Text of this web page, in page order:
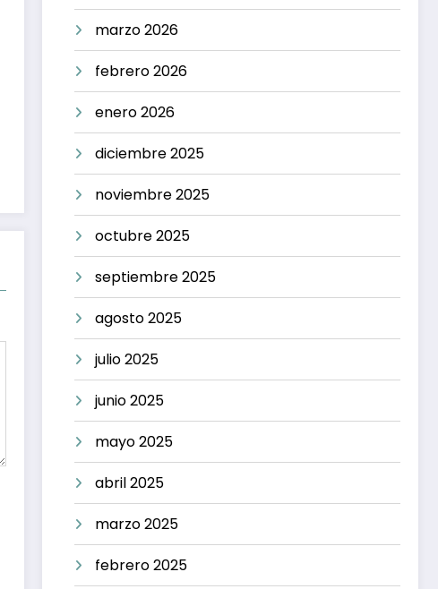
marzo 2026
febrero 2026
enero 2026
diciembre 2025
noviembre 2025
octubre 2025
septiembre 2025
agosto 2025
julio 2025
junio 2025
mayo 2025
abril 2025
marzo 2025
febrero 2025